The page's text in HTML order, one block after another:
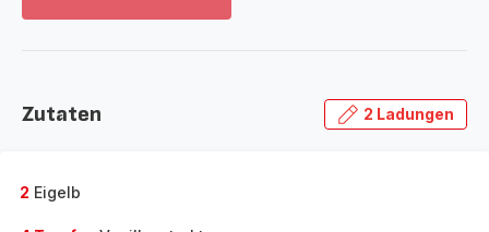
das
Zutaten 2 Ladungen
2 Eigelb